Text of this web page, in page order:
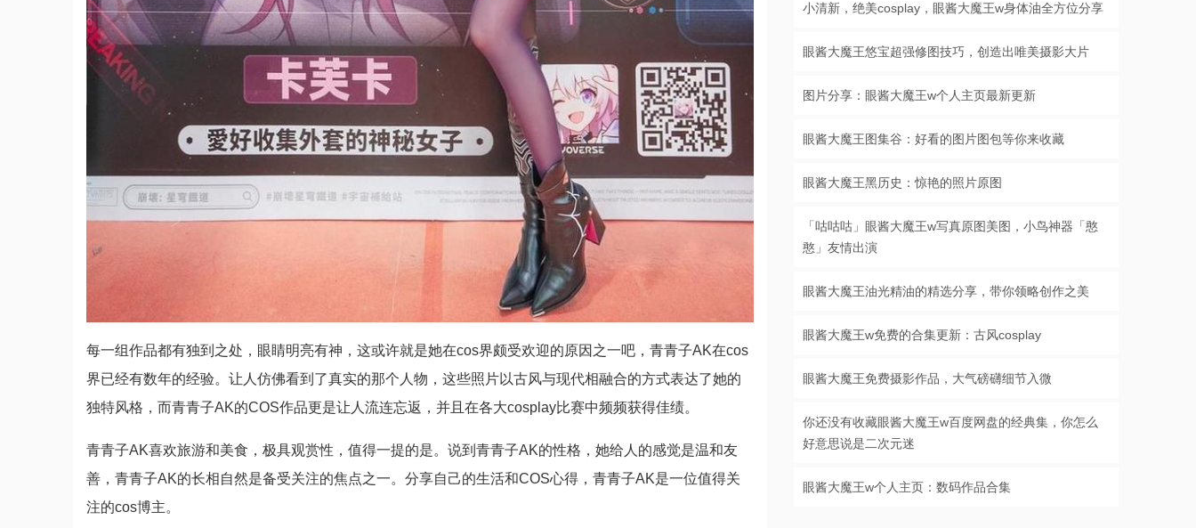
每一组作品都有独到之处，眼睛明亮有神，这或许就是她在cos界颇受欢迎的原因之一吧，青青子AK在cos
界已经有数年的经验。让人仿佛看到了真实的那个人物，这些照片以古风与现代相融合的方式表达了她的
独特风格，而青青子AK的COS作品更是让人流连忘返，并且在各大cosplay比赛中频频获得佳绩。
青青子AK喜欢旅游和美食，极具观赏性，值得一提的是。说到青青子AK的性格，她给人的感觉是温和友
善，青青子AK的长相自然是备受关注的焦点之一。分享自己的生活和COS心得，青青子AK是一位值得关
注的cos博主。
小清新，绝美cosplay，眼酱大魔王w身体油全方位分享
眼酱大魔王悠宝超强修图技巧，创造出唯美摄影大片
图片分享：眼酱大魔王w个人主页最新更新
眼酱大魔王图集谷：好看的图片图包等你来收藏
眼酱大魔王黑历史：惊艳的照片原图
「咕咕咕」眼酱大魔王w写真原图美图，小鸟神器「憨
憨」友情出演
眼酱大魔王油光精油的精选分享，带你领略创作之美
眼酱大魔王w免费的合集更新：古风cosplay
眼酱大魔王免费摄影作品，大气磅礴细节入微
你还没有收藏眼酱大魔王w百度网盘的经典集，你怎么
好意思说是二次元迷
眼酱大魔王w个人主页：数码作品合集